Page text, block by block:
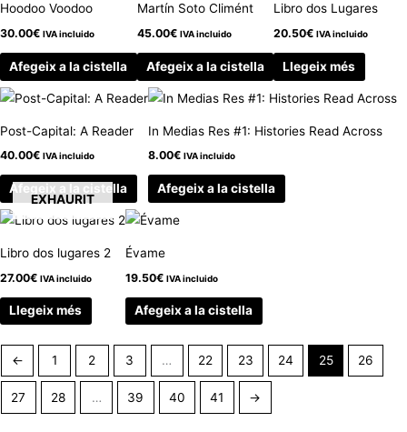
Hoodoo Voodoo
30.00€ IVA incluido
Afegeix a la cistella
Martín Soto Climént
45.00€ IVA incluido
Afegeix a la cistella
Libro dos Lugares
20.50€ IVA incluido
Llegeix més
Post-Capital: A Reader
40.00€ IVA incluido
Afegeix a la cistella
In Medias Res #1: Histories Read Across
8.00€ IVA incluido
Afegeix a la cistella
EXHAURIT
Libro dos lugares 2
27.00€ IVA incluido
Llegeix més
Évame
19.50€ IVA incluido
Afegeix a la cistella
← 1 2 3 … 22 23 24 25 26
27 28 … 39 40 41 →